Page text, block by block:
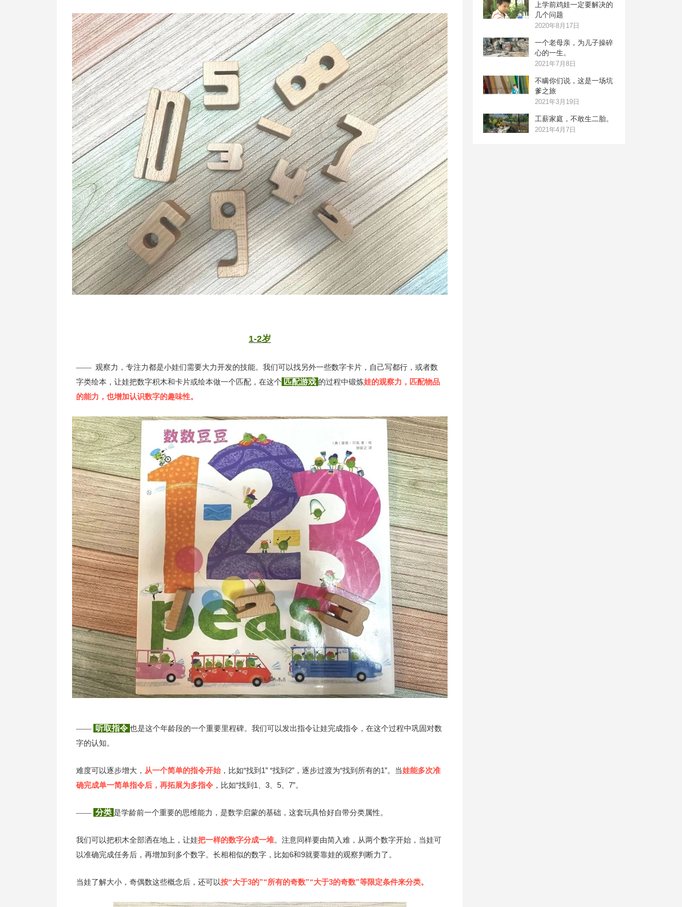
1-2岁
—— 观察力，专注力都是小娃们需要大力开发的技能。我们可以找另外一些数字卡片，自己写都行，或者数
字类绘本，让娃把数字积木和卡片或绘本做一个匹配，在这个 匹配游戏 的过程中锻炼娃的观察力，匹配物品
的能力，也增加认识数字的趣味性。
—— 听取指令 也是这个年龄段的一个重要里程碑。我们可以发出指令让娃完成指令，在这个过程中巩固对数
字的认知。
难度可以逐步增大， 从一个简单的指令开始 ，比如“找到1” “找到2”，逐步过渡为“找到所有的1”。当娃能多次准
确完成单一简单指令后，再拓展为多指令 ，比如“找到1、3、5、7”。
—— 分类 是学龄前一个重要的思维能力，是数学启蒙的基础，这套玩具恰好自带分类属性。
我们可以把积木全部洒在地上，让娃把一样的数字分成一堆。注意同样要由简入难，从两个数字开始，当娃可
以准确完成任务后，再增加到多个数字。长相相似的数字，比如6和9就要靠娃的观察判断力了。
当娃了解大小，奇偶数这些概念后，还可以按“大于3的”“所有的奇数”“大于3的奇数”等限定条件来分类。
上学前鸡娃一定要解决的
几个问题
2020年8月17日
一个老母亲，为儿子操碎
心的一生。
2021年7月8日
不瞒你们说，这是一场坑
爹之旅
2021年3月19日
工薪家庭，不敢生二胎。
2021年4月7日